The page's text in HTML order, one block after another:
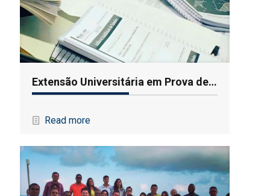
Extensão Universitária em Prova de Carga Estática em Fundações
Read more